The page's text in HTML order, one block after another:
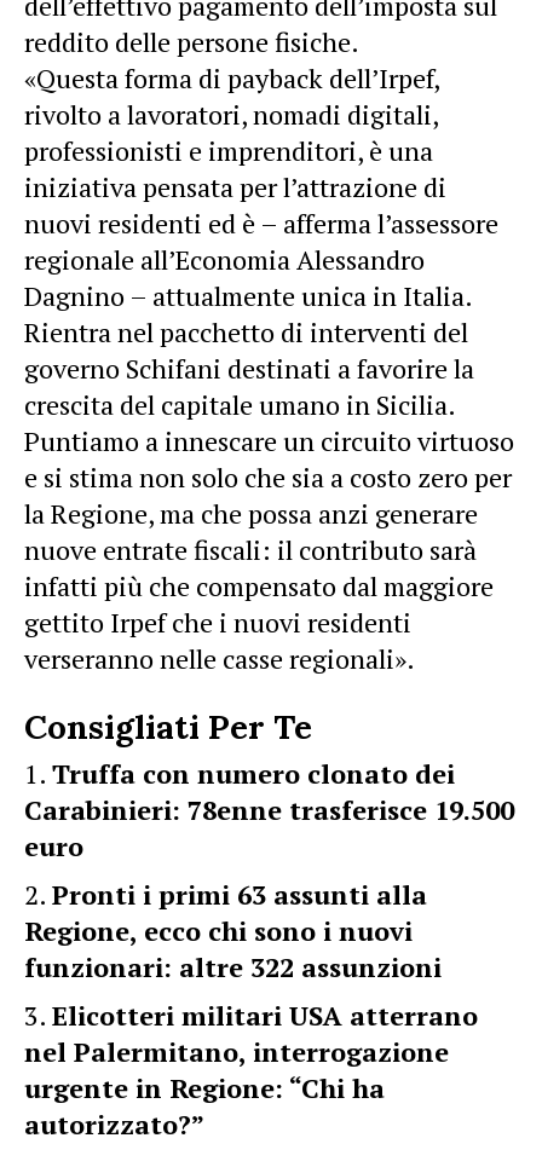
reddito delle persone fisiche.
«Questa forma di payback dell’Irpef,
rivolto a lavoratori, nomadi digitali,
professionisti e imprenditori, è una
iniziativa pensata per l’attrazione di
nuovi residenti ed è – afferma l’assessore
regionale all’Economia Alessandro
Dagnino – attualmente unica in Italia.
Rientra nel pacchetto di interventi del
governo Schifani destinati a favorire la
crescita del capitale umano in Sicilia.
Puntiamo a innescare un circuito virtuoso
e si stima non solo che sia a costo zero per
la Regione, ma che possa anzi generare
nuove entrate fiscali: il contributo sarà
infatti più che compensato dal maggiore
gettito Irpef che i nuovi residenti
verseranno nelle casse regionali».
Consigliati Per Te
Truffa con numero clonato dei
Carabinieri: 78enne trasferisce 19.500
euro
Pronti i primi 63 assunti alla
Regione, ecco chi sono i nuovi
funzionari: altre 322 assunzioni
Elicotteri militari USA atterrano
nel Palermitano, interrogazione
urgente in Regione: “Chi ha
autorizzato?”